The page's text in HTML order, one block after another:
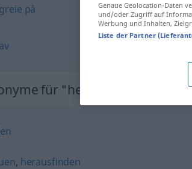
greie på
av
für "herausbekommen"
, herausfinden
Genaue Geolocation-Daten
und/oder Zugriff auf
Werbung und Inhalten,
Liste der Partner